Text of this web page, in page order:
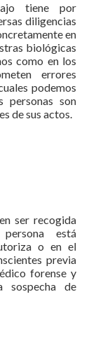
tiene por
diligencias
en
biológicas
como en los
errores
podemos
personas son
de sus actos.
ser recogida
está
o en el
previa
forense y
sospecha de